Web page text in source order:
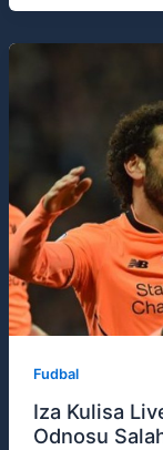
Fudbal
Iza Kulisa
Odnosu